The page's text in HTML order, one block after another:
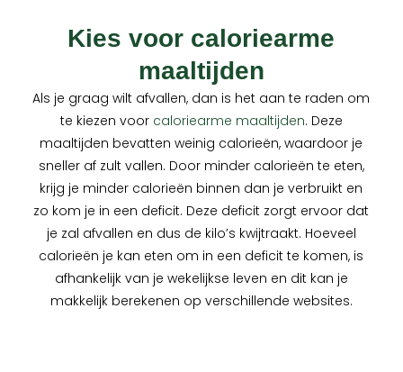
Kies voor caloriearme
maaltijden
Als je graag wilt afvallen, dan is het aan te raden om
te kiezen voor caloriearme maaltijden. Deze
maaltijden bevatten weinig calorieën, waardoor je
sneller af zult vallen. Door minder calorieën te eten,
krijg je minder calorieën binnen dan je verbruikt en
zo kom je in een deficit. Deze deficit zorgt ervoor dat
je zal afvallen en dus de kilo’s kwijtraakt. Hoeveel
calorieën je kan eten om in een deficit te komen, is
afhankelijk van je wekelijkse leven en dit kan je
makkelijk berekenen op verschillende websites.